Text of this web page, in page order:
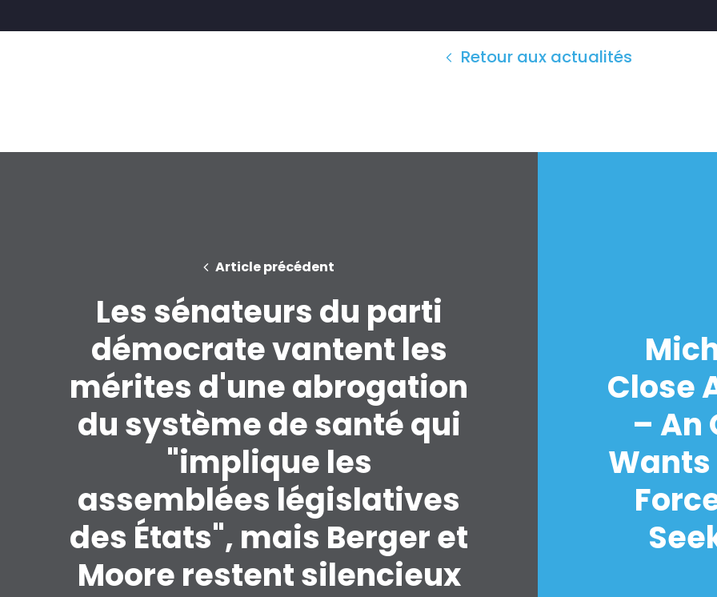
Retour aux actualités
Article précédent
Les sénateurs du parti
démocrate vantent les
mérites d'une abrogation
du système de santé qui
"implique les
assemblées législatives
des États", mais Berger et
Moore restent silencieux
Close
– An
Wants